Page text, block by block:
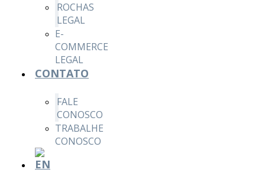
ROCHAS
LEGAL
E-
COMMERCE
LEGAL
CONTATO
FALE
CONOSCO
TRABALHE
CONOSCO